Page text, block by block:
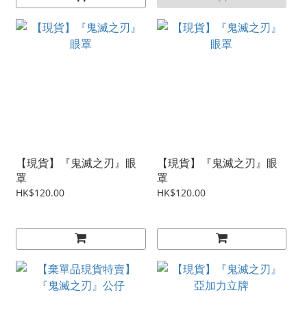
【現貨】『鬼滅之刃』眼
罩
HK$120.00
【現貨】『鬼滅之刃』眼
罩
HK$120.00